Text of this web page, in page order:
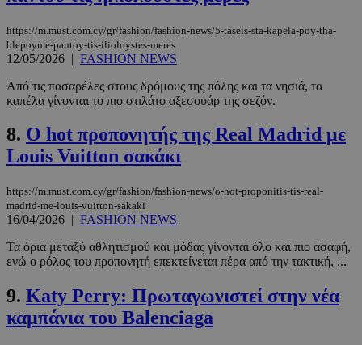
https://m.must.com.cy/gr/fashion/fashion-news/5-taseis-sta-kapela-poy-tha-
blepoyme-pantoy-tis-ilioloystes-meres
12/05/2026 | FASHION NEWS
Από τις πασαρέλες στους δρόμους της πόλης και τα νησιά, τα
καπέλα γίνονται το πιο στιλάτο αξεσουάρ της σεζόν.
8. Ο hot προπονητής της Real Madrid με
Louis Vuitton σακάκι
https://m.must.com.cy/gr/fashion/fashion-news/o-hot-proponitis-tis-real-
madrid-me-louis-vuitton-sakaki
16/04/2026 | FASHION NEWS
Τα όρια μεταξύ αθλητισμού και μόδας γίνονται όλο και πιο ασαφή,
ενώ ο ρόλος του προπονητή επεκτείνεται πέρα από την τακτική, ...
9. Katy Perry: Πρωταγωνιστεί στην νέα
καμπάνια του Balenciaga